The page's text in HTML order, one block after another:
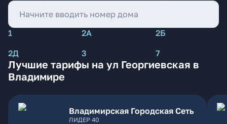
1 2А
2Б
2Д
3 7
Лучшие тарифы на ул Георгиевская в
Владимире
Владимирская Городская Сеть
ЛИДЕР 40